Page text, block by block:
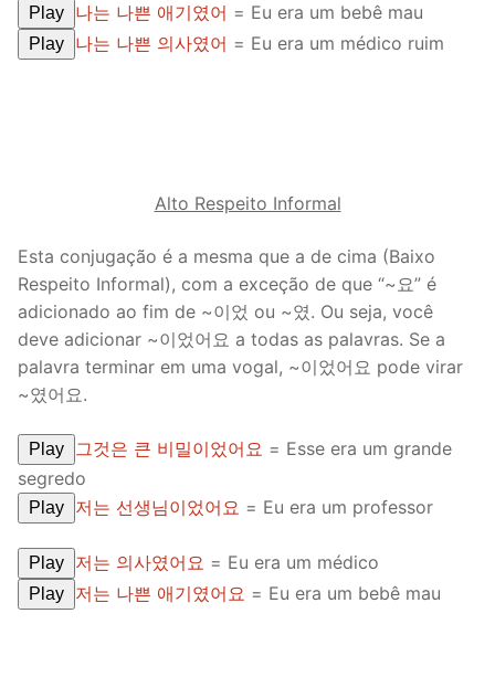
Play 나는 나쁜 애기였어 = Eu era um bebê mau
Play 나는 나쁜 의사였어 = Eu era um médico ruim
Alto Respeito Informal
Esta conjugação é a mesma que a de cima (Baixo
Respeito Informal), com a exceção de que “~요” é
adicionado ao fim de ~이었 ou ~였. Ou seja, você
deve adicionar ~이었어요 a todas as palavras. Se a
palavra terminar em uma vogal, ~이었어요 pode virar
~였어요.
Play 그것은 큰 비밀이었어요 = Esse era um grande
segredo
Play 저는 선생님이었어요 = Eu era um professor
Play 저는 의사였어요 = Eu era um médico
Play 저는 나쁜 애기였어요 = Eu era um bebê mau